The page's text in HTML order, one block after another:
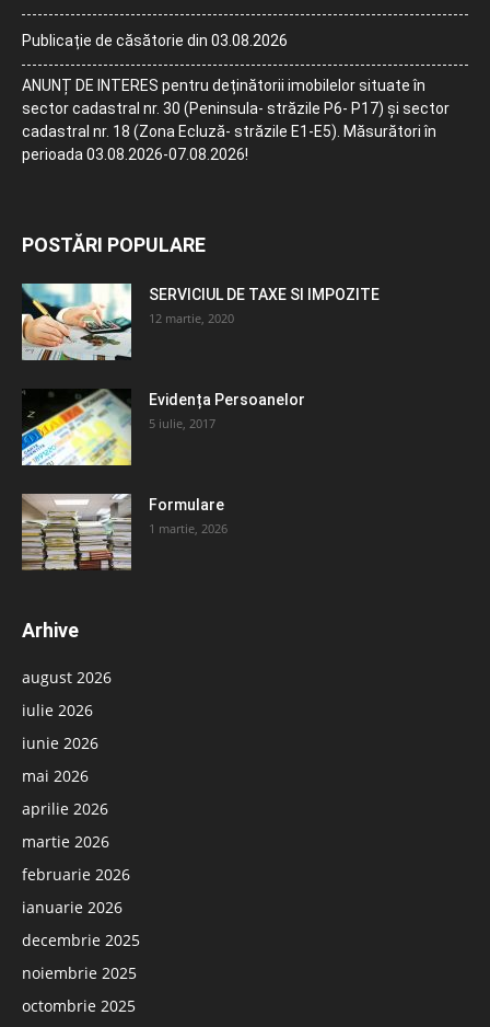
Publicație de căsătorie din 03.08.2026
ANUNȚ DE INTERES pentru deținătorii imobilelor situate în
sector cadastral nr. 30 (Peninsula- străzile P6- P17) și sector
cadastral nr. 18 (Zona Ecluză- străzile E1-E5). Măsurători în
perioada 03.08.2026-07.08.2026!
POSTĂRI POPULARE
SERVICIUL DE TAXE SI IMPOZITE
12 martie, 2020
Evidența Persoanelor
5 iulie, 2017
Formulare
1 martie, 2026
Arhive
august 2026
iulie 2026
iunie 2026
mai 2026
aprilie 2026
martie 2026
februarie 2026
ianuarie 2026
decembrie 2025
noiembrie 2025
octombrie 2025